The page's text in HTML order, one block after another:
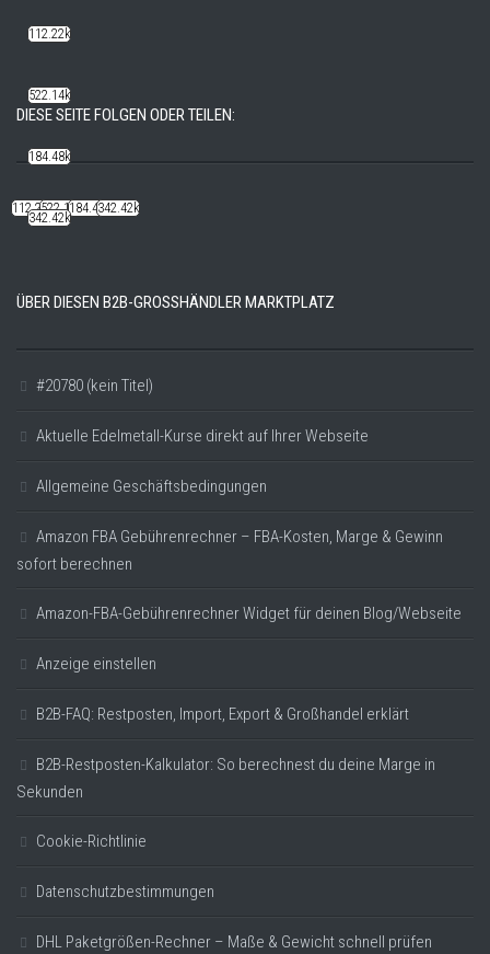
DIESE SEITE FOLGEN ODER TEILEN:
112.22k522.14k184.48k342.42k
ÜBER DIESEN B2B-GROSSHÄNDLER MARKTPLATZ
#20780 (kein Titel)
Aktuelle Edelmetall-Kurse direkt auf Ihrer Webseite
Allgemeine Geschäftsbedingungen
Amazon FBA Gebührenrechner – FBA-Kosten, Marge & Gewinn
sofort berechnen
Amazon-FBA-Gebührenrechner Widget für deinen Blog/Webseite
Anzeige einstellen
B2B-FAQ: Restposten, Import, Export & Großhandel erklärt
B2B-Restposten-Kalkulator: So berechnest du deine Marge in
Sekunden
Cookie-Richtlinie
Datenschutzbestimmungen
DHL Paketgrößen-Rechner – Maße & Gewicht schnell prüfen
112.22k
522.14k
184.48k
342.42k